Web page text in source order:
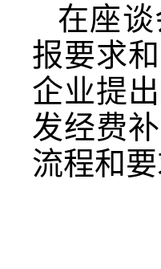
在座
报要求
企业提
发经费
流程和